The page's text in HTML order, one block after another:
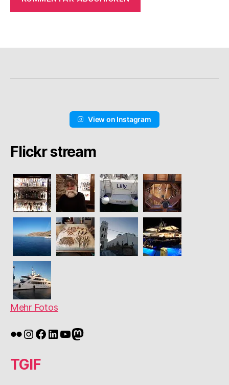
View on Instagram
Flickr stream
Mehr Fotos
Flickr
Instagram
Facebook
LinkedIn
YouTube
Mastodon
TGIF